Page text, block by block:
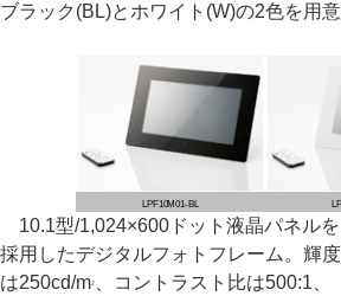
ブラック(BL)とホワイト(W)の2色を用意
LPF10M01-BL
10.1型/1,024×600ドット液晶パネルを
採用したデジタルフォトフレーム。輝度
は250cd/m2、コントラスト比は500:1、